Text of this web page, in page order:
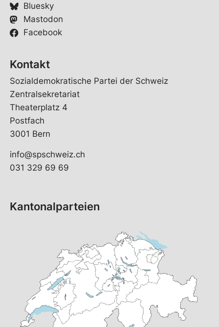
Bluesky
Mastodon
Facebook
Kontakt
Sozialdemokratische Partei der Schweiz
Zentralsekretariat
Theaterplatz 4
Postfach
3001 Bern
info@spschweiz.ch
031 329 69 69
Kantonalparteien